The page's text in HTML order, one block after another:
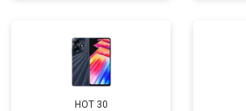
HOT 30